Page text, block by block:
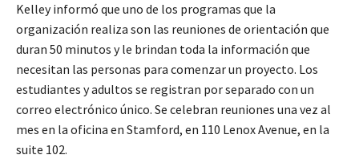
Kelley informó que uno de los programas que la
organización realiza son las reuniones de orientación que
duran 50 minutos y le brindan toda la información que
necesitan las personas para comenzar un proyecto. Los
estudiantes y adultos se registran por separado con un
correo electrónico único. Se celebran reuniones una vez al
mes en la oficina en Stamford, en 110 Lenox Avenue, en la
suite 102.